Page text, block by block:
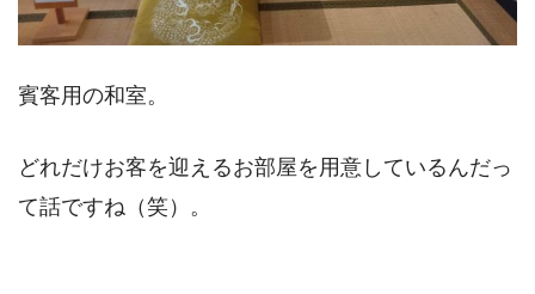
賓客用の和室。
どれだけお客を迎えるお部屋を用意しているんだっ
て話ですね（笑）。